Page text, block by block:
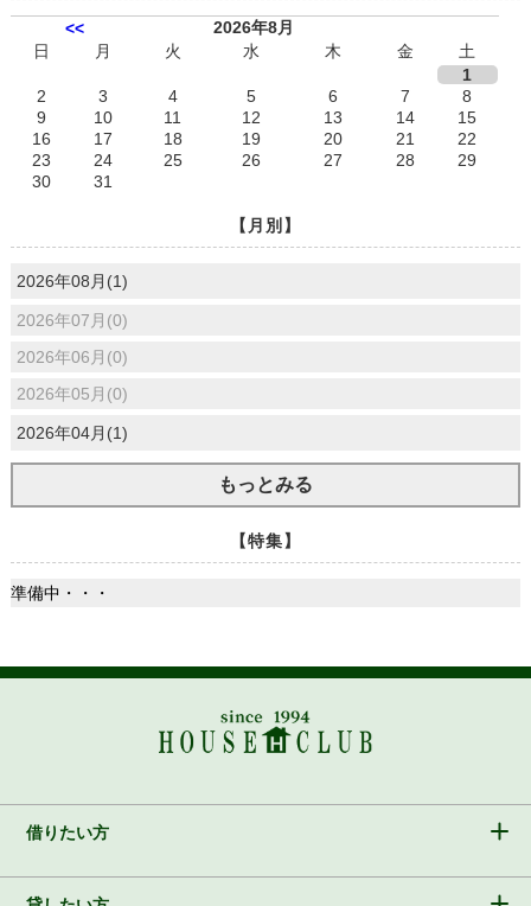
<<
2026年8月
日
月 火 水 木 金
土
1
2
3 4 5 6 7
8
9
10 11 12 13 14
15
16
17 18 19 20 21
22
23
24 25 26 27 28
29
30
31
【月別】
2026年08月(1)
2026年07月(0)
2026年06月(0)
2026年05月(0)
2026年04月(1)
もっとみる
【特集】
準備中・・・
借りたい方